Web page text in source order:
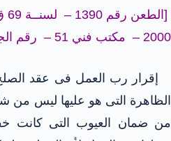
2000 – مكتب فني 51 – رقم الجزء 2 – رقم الصفحة 879]
إقرار رب العمل فى عقد الصلح
الظاهرة التى هو عليها ليس من
من ضمان العيوب التى كانت